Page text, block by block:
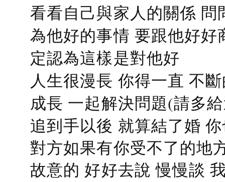
看看自己與家人的關係
為他好的事情 要跟他好
定認為這樣是對他好
人生很漫長 你得一直 不
成長 一起解決問題(請多
追到手以後 就算結了婚
對方如果有你受不了的地
故意的 好好去說 慢慢談